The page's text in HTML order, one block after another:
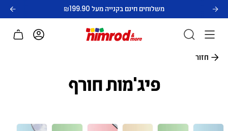
לתוכן
משלוחים חינם בקנייה מעל ₪199.90
חשבון
חזור
פיג'מות חורף